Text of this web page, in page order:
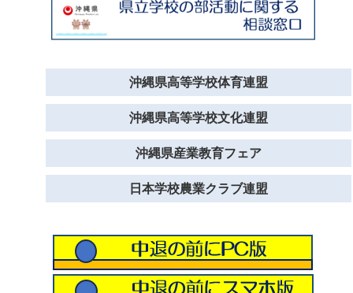
沖縄県高等学校体育連盟
沖縄県高等学校文化連盟
沖縄県産業教育フェア
日本学校農業クラブ連盟